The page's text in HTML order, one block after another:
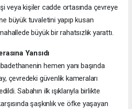
veya kişiler cadde ortasında çevreye
büyük tuvaletini yapıp kusan
büyük bir rahatsızlık yarattı.
Yansıdı
hemen yanı başında
çevredeki güvenlik kameraları
Sabahın ilk ışıklarıyla birlikte
şaşkınlık ve öfke yaşayan